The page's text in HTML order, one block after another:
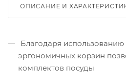
ОПИСАНИЕ И
Благодаря
эргономичных корзин
комплектов посуды